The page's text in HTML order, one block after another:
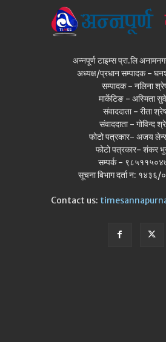
अन्नपूर्ण टाइम्स प्रा.लि
अध्यक्ष/प्रधान सम्पादक -
सम्पादक - नलिना
मार्केटिङ - अस्मिता
संवाददाता - रीता
संवाददाता - गोविन्द
फोटो पत्रकार- अजय
फोटो पत्रकार- शंकर
सम्पर्क -
सूचना बिभाग दर्ता न:
Contact us: